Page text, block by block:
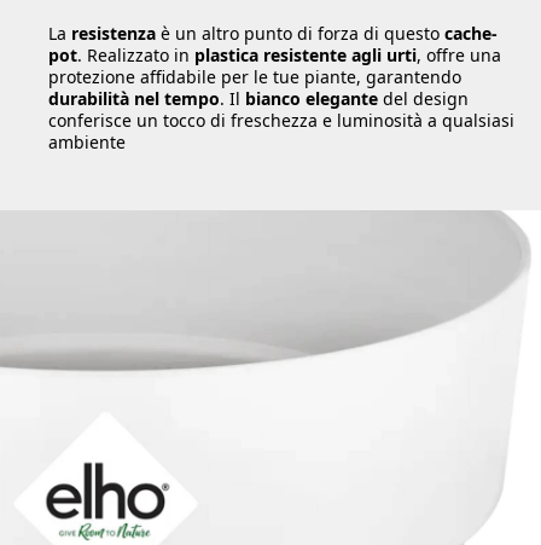
La resistenza è un altro punto di forza di questo cache-
pot. Realizzato in plastica resistente agli urti, offre una
protezione affidabile per le tue piante, garantendo
durabilità nel tempo. Il bianco elegante del design
conferisce un tocco di freschezza e luminosità a qualsiasi
ambiente